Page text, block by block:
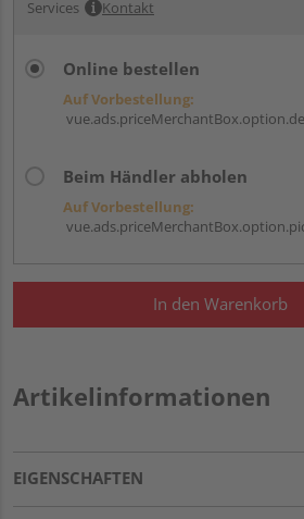
Services Kontakt
Online bestellen
Auf Vorbestellung:
Beim Händler abholen
Auf Vorbestellung:
In den Warenkorb
Artikelinformationen
EIGENSCHAFTEN